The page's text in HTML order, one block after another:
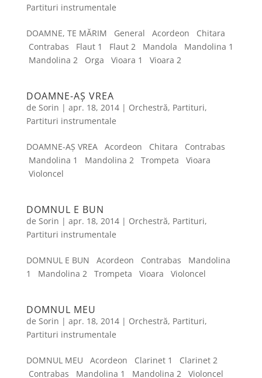
Partituri instrumentale
DOAMNE, TE MĂRIM General Acordeon Chitara
Contrabas Flaut 1 Flaut 2 Mandola Mandolina 1
Mandolina 2 Orga Vioara 1 Vioara 2
DOAMNE-AȘ VREA
de Sorin | apr. 18, 2014| Orchestră, Partituri,
Partituri instrumentale
DOAMNE-AȘ VREA Acordeon Chitara Contrabas
Mandolina 1 Mandolina 2 Trompeta Vioara
Violoncel
DOMNUL E BUN
de Sorin | apr. 18, 2014| Orchestră, Partituri,
Partituri instrumentale
DOMNUL E BUN Acordeon Contrabas Mandolina
1 Mandolina 2 Trompeta Vioara Violoncel
DOMNUL MEU
de Sorin | apr. 18, 2014| Orchestră, Partituri,
Partituri instrumentale
DOMNUL MEU Acordeon Clarinet 1 Clarinet 2
Contrabas Mandolina 1 Mandolina 2 Violoncel